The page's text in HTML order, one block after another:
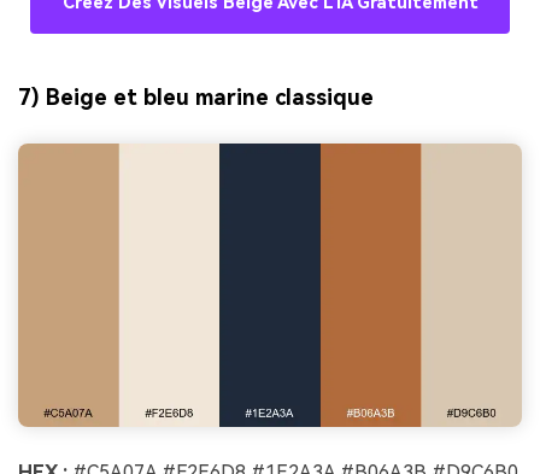
7) Beige et bleu marine classique